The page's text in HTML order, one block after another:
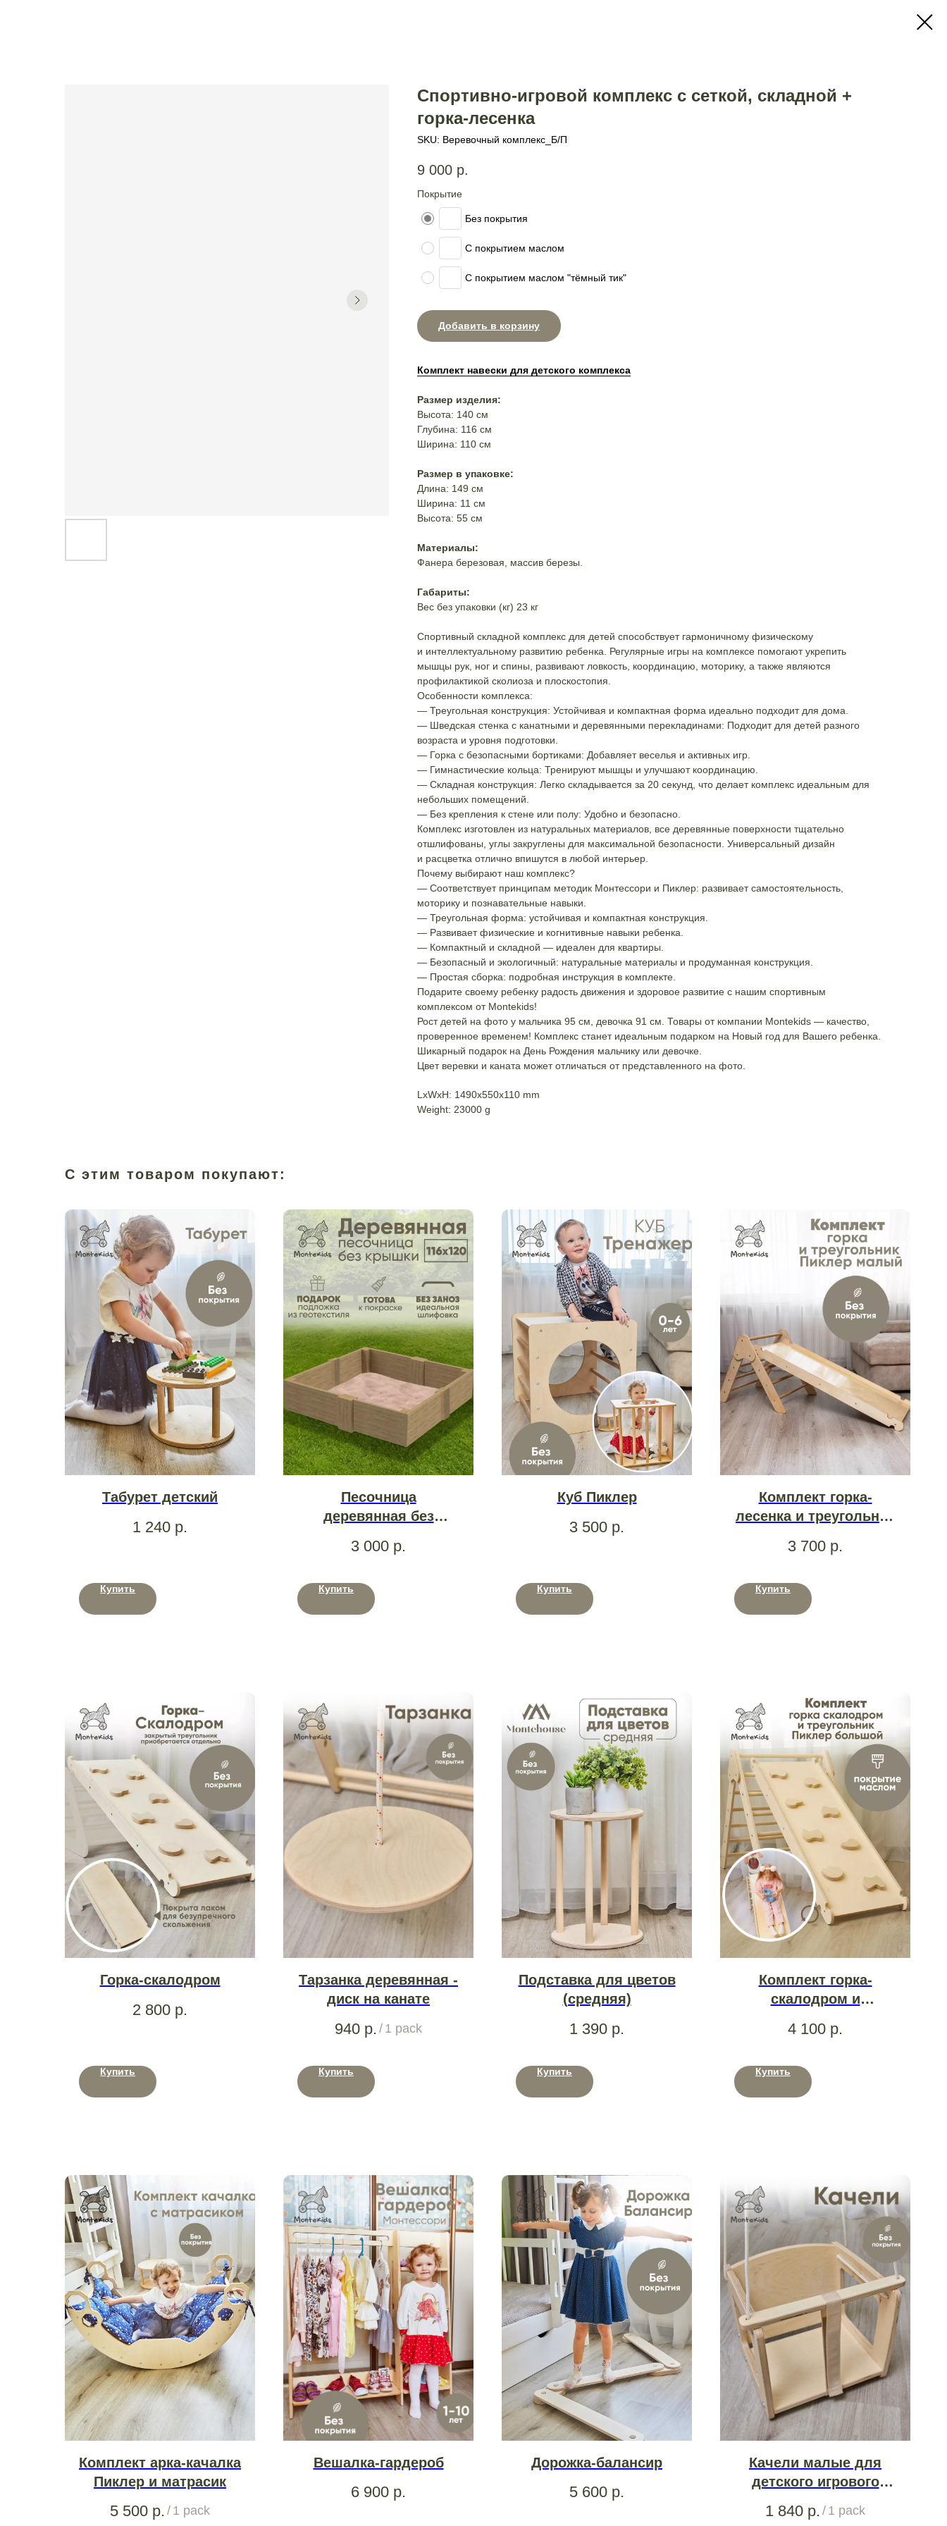
Спортивно-игровой комплекс с сеткой, складной +
горка-лесенка
SKU: Веревочный комплекс_Б/П
9 000 р.
Покрытие
Без покрытия
С покрытием маслом
С покрытием маслом "тёмный тик"
Добавить в корзину
Комплект навески для детского комплекса
Размер изделия:
Высота: 140 см
Глубина: 116 см
Ширина: 110 см
Размер в упаковке:
Длина: 149 см
Ширина: 11 см
Высота: 55 см
Материалы:
Фанера березовая, массив березы.
Габариты:
Вес без упаковки (кг) 23 кг
Спортивный складной комплекс для детей способствует гармоничному физическому
и интеллектуальному развитию ребенка. Регулярные игры на комплексе помогают укрепить
мышцы рук, ног и спины, развивают ловкость, координацию, моторику, а также являются
профилактикой сколиоза и плоскостопия.
Особенности комплекса:
— Треугольная конструкция: Устойчивая и компактная форма идеально подходит для дома.
— Шведская стенка с канатными и деревянными перекладинами: Подходит для детей разного
возраста и уровня подготовки.
— Горка с безопасными бортиками: Добавляет веселья и активных игр.
— Гимнастические кольца: Тренируют мышцы и улучшают координацию.
— Складная конструкция: Легко складывается за 20 секунд, что делает комплекс идеальным для
небольших помещений.
— Без крепления к стене или полу: Удобно и безопасно.
Комплекс изготовлен из натуральных материалов, все деревянные поверхности тщательно
отшлифованы, углы закруглены для максимальной безопасности. Универсальный дизайн
и расцветка отлично впишутся в любой интерьер.
Почему выбирают наш комплекс?
— Соответствует принципам методик Монтессори и Пиклер: развивает самостоятельность,
моторику и познавательные навыки.
— Треугольная форма: устойчивая и компактная конструкция.
— Развивает физические и когнитивные навыки ребенка.
— Компактный и складной — идеален для квартиры.
— Безопасный и экологичный: натуральные материалы и продуманная конструкция.
— Простая сборка: подробная инструкция в комплекте.
Подарите своему ребенку радость движения и здоровое развитие с нашим спортивным
комплексом от Montekids!
Рост детей на фото у мальчика 95 см, девочка 91 см. Товары от компании Montekids — качество,
проверенное временем! Комплекс станет идеальным подарком на Новый год для Вашего ребенка.
Шикарный подарок на День Рождения мальчику или девочке.
Цвет веревки и каната может отличаться от представленного на фото.
LxWxH: 1490x550x110 mm
Weight: 23000 g
С этим товаром покупают:
Табурет детский
1 240 р.
Купить
Песочница
деревянная без
3 000 р.
Купить
Куб Пиклер
3 500 р.
Купить
Комплект горка-
лесенка и треугольник
3 700 р.
Купить
Горка-скалодром
2 800 р.
Купить
Тарзанка деревянная -
диск на канате
940 р. / 1 pack
Купить
Подставка для цветов
(средняя)
1 390 р.
Купить
Комплект горка-
скалодром и
большой
4 100 р.
Купить
Комплект арка-качалка
Пиклер и матрасик
5 500 р. / 1 pack
Вешалка-гардероб
6 900 р.
Дорожка-балансир
5 600 р.
Качели малые для
детского игрового
1 840 р. / 1 pack